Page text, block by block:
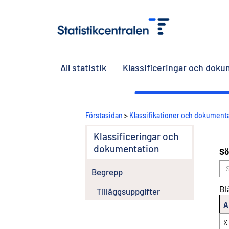
All statistik Klassificeringar och
Förstasidan > Klassifikationer och
Klassificeringar och
dokumentation
Begrepp
Tilläggsuppgifter
A
X